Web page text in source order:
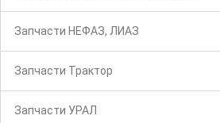
Запчасти НЕФАЗ, ЛИАЗ
Запчасти Трактор
Запчасти УРАЛ